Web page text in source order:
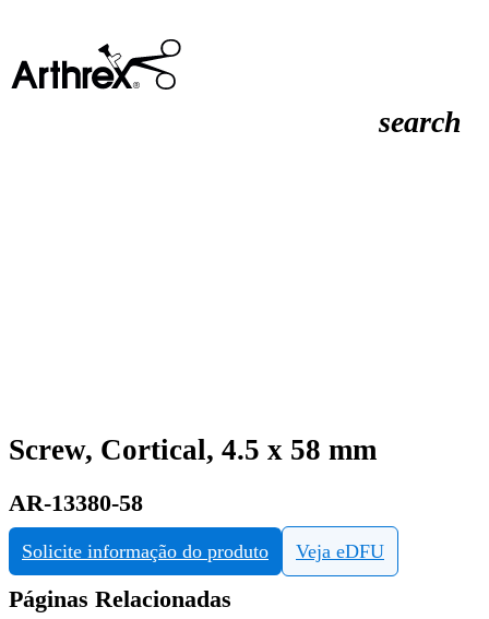
search
Screw, Cortical, 4.5 x 58 mm
AR-13380-58
Solicite informação do produto Veja eDFU
Páginas Relacionadas